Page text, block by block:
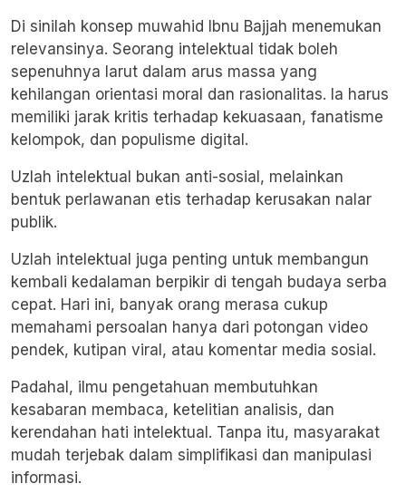
Di sinilah konsep muwahid Ibnu Bajjah menemukan
relevansinya. Seorang intelektual tidak boleh
sepenuhnya larut dalam arus massa yang
kehilangan orientasi moral dan rasionalitas. Ia harus
memiliki jarak kritis terhadap kekuasaan, fanatisme
kelompok, dan populisme digital.
Uzlah intelektual bukan anti-sosial, melainkan
bentuk perlawanan etis terhadap kerusakan nalar
publik.
Uzlah intelektual juga penting untuk membangun
kembali kedalaman berpikir di tengah budaya serba
cepat. Hari ini, banyak orang merasa cukup
memahami persoalan hanya dari potongan video
pendek, kutipan viral, atau komentar media sosial.
Padahal, ilmu pengetahuan membutuhkan
kesabaran membaca, ketelitian analisis, dan
kerendahan hati intelektual. Tanpa itu, masyarakat
mudah terjebak dalam simplifikasi dan manipulasi
informasi.